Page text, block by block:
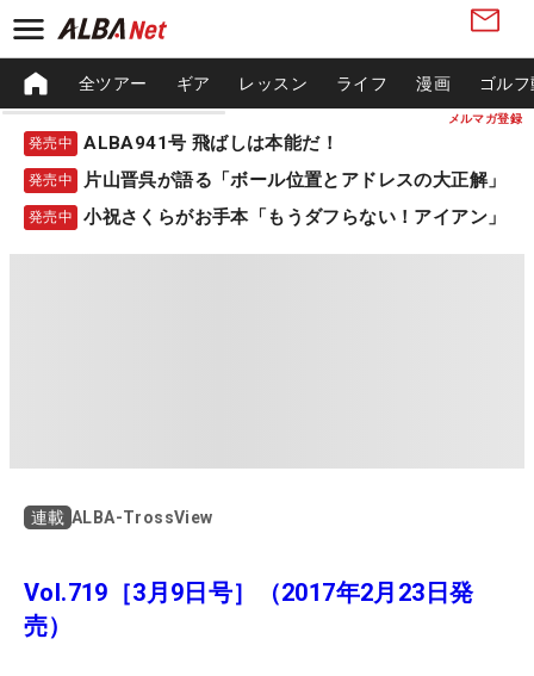
メルマガ登録
全ツアー ギア レッスン ライフ 漫画 ゴル
発売中 ALBA941号 飛ばしは本能だ！
発売中 片山晋呉が語る「ボール位置とアドレスの大正解」
発売中 小祝さくらがお手本「もうダフらない！アイアン」
連載 ALBA-TrossView
Vol.719［3月9日号］（2017年2月23日発
売）